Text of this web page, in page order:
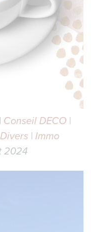
| Conseil DECO |
Divers | Immo
2024